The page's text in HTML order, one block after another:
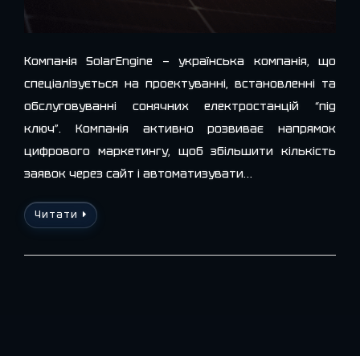
Компанія SolarEngine — українська компанія, що
спеціалізується на проектуванні, встановленні та
обслуговуванні сонячних електростанцій “під
ключ”. Компанія активно розвиває напрямок
цифрового маркетингу, щоб збільшити кількість
заявок через сайт і автоматизувати…
Читати